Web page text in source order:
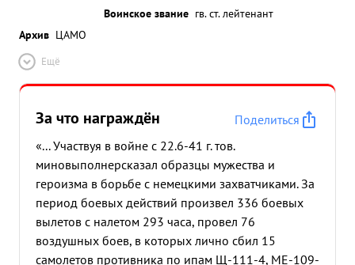
Воинское звание гв. ст. лейтенант
Архив ЦАМО
Ещё
За что награждён
Поделиться
«... Участвуя в войне с 22.6-41 г. тов.
миновыполнерсказал образцы мужества и
героизма в борьбе с немецкими захватчиками. За
период боевых действий произвел 336 боевых
вылетов с налетом 293 часа, провел 76
воздушных боев, в которых лично сбил 15
самолетов противника по ипам Щ-111-4, МЕ-109-